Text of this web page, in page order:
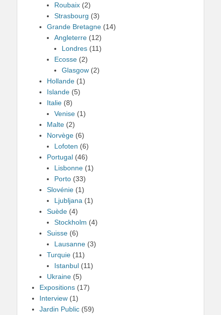
Roubaix (2)
Strasbourg (3)
Grande Bretagne (14)
Angleterre (12)
Londres (11)
Ecosse (2)
Glasgow (2)
Hollande (1)
Islande (5)
Italie (8)
Venise (1)
Malte (2)
Norvège (6)
Lofoten (6)
Portugal (46)
Lisbonne (1)
Porto (33)
Slovénie (1)
Ljubljana (1)
Suède (4)
Stockholm (4)
Suisse (6)
Lausanne (3)
Turquie (11)
Istanbul (11)
Ukraine (5)
Expositions (17)
Interview (1)
Jardin Public (59)